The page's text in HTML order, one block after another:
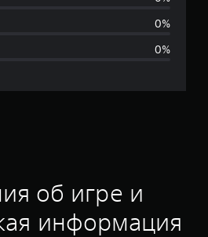
о
н
к
0%
0%
об игре и
информация